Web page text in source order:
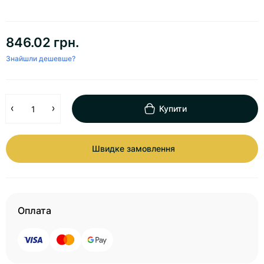
846.02 грн.
Знайшли дешевше?
Купити
Швидке замовлення
Оплата